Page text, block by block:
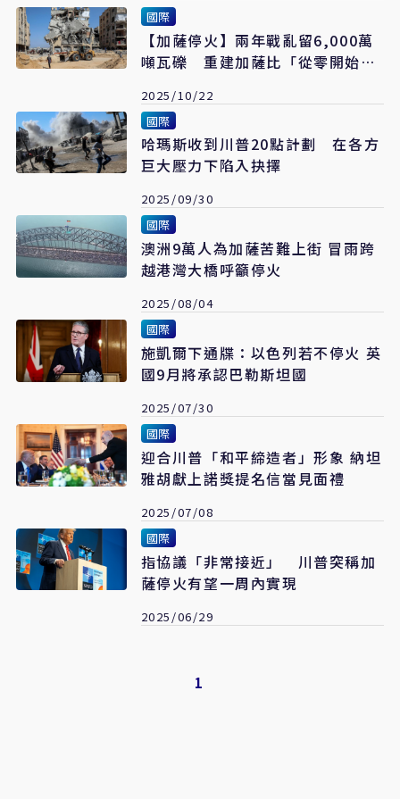
國際
【加薩停火】兩年戰亂留6,000萬
噸瓦礫 重建加薩比「從零開始」
2025/10/22
國際
哈瑪斯收到川普20點計劃 在各方
巨大壓力下陷入抉擇
2025/09/30
國際
澳洲9萬人為加薩苦難上街 冒雨跨
越港灣大橋呼籲停火
2025/08/04
國際
施凱爾下通牒：以色列若不停火 英
國9月將承認巴勒斯坦國
2025/07/30
國際
迎合川普「和平締造者」形象 納坦
雅胡獻上諾獎提名信當見面禮
2025/07/08
國際
指協議「非常接近」 川普突稱加
薩停火有望一周內實現
2025/06/29
1